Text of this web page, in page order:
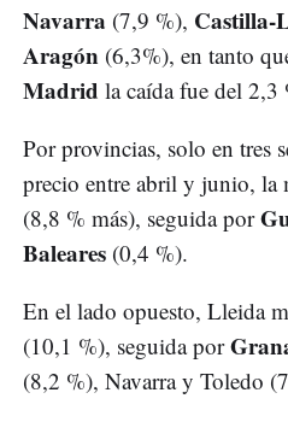
Navarra (7,9 %), Castilla-
Aragón (6,3%), en tanto
Madrid la caída fue del 2,3
Por provincias, solo en tres
precio entre abril y junio, la
(8,8 % más), seguida por
Baleares (0,4 %).
En el lado opuesto, Lleida
(10,1 %), seguida por
(8,2 %), Navarra y Toledo